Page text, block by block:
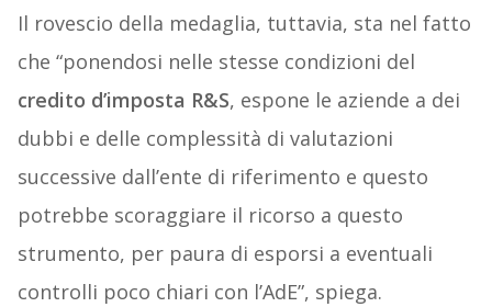
Il rovescio della medaglia, tuttavia, sta nel fatto
che “ponendosi nelle stesse condizioni del
credito d’imposta R&S, espone le aziende a dei
dubbi e delle complessità di valutazioni
successive dall’ente di riferimento e questo
potrebbe scoraggiare il ricorso a questo
strumento, per paura di esporsi a eventuali
controlli poco chiari con l’AdE”, spiega.